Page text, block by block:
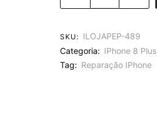
SKU: ILOJAPEP-489
Categoria: IPhone 8 Plus
Tag: Reparação IPhone